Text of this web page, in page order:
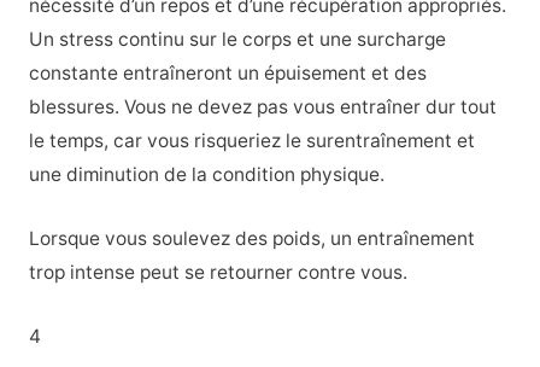
nécessité d’un repos et d’une récupération appropriés.
Un stress continu sur le corps et une surcharge
constante entraîneront un épuisement et des
blessures. Vous ne devez pas vous entraîner dur tout
le temps, car vous risqueriez le surentraînement et
une diminution de la condition physique.
Lorsque vous soulevez des poids, un entraînement
trop intense peut se retourner contre vous.
4